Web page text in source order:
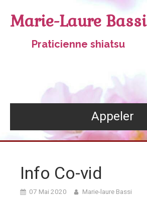
Marie-Laure Bassi
Praticienne shiatsu
Appeler
Info Co-vid
07 Mai 2020 Marie-laure Bassi